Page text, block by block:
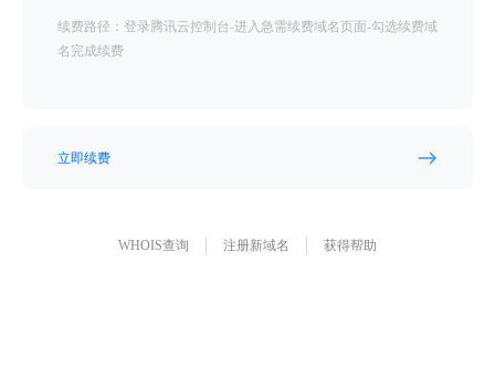
续费路径：登录腾讯云控制台-进入急需续费域名页面-勾选续费域
名完成续费
立即续费
WHOIS查询 注册新域名 获得帮助